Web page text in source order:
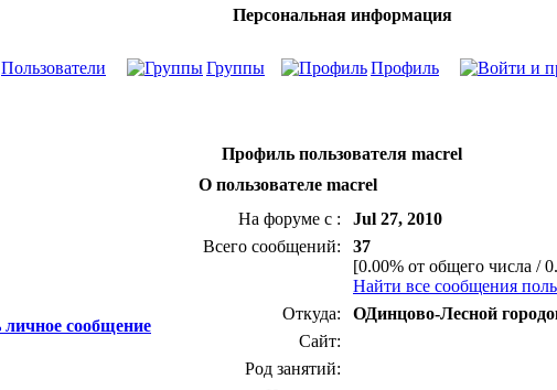
Персональная информация
Пользователи Группы Профиль
Профиль пользователя macrel
О пользователе macrel
На форуме с :
Jul 27, 2010
Всего сообщений:
37
[0.00% от общего числа /
Найти все сообщения
Откуда:
ОДинцово-Лесной
Сайт:
Род занятий: